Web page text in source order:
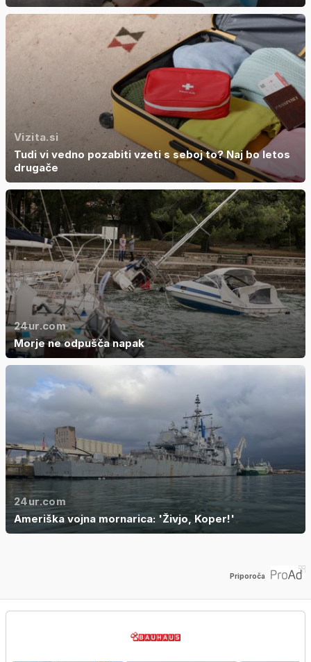
Vizita.si
Tudi vi vedno pozabiti vzeti s seboj to? Naj bo letos
drugače
24ur.com
Morje ne odpušča napak
24ur.com
Ameriška vojna mornarica: 'Živjo, Koper!'
Priporoča